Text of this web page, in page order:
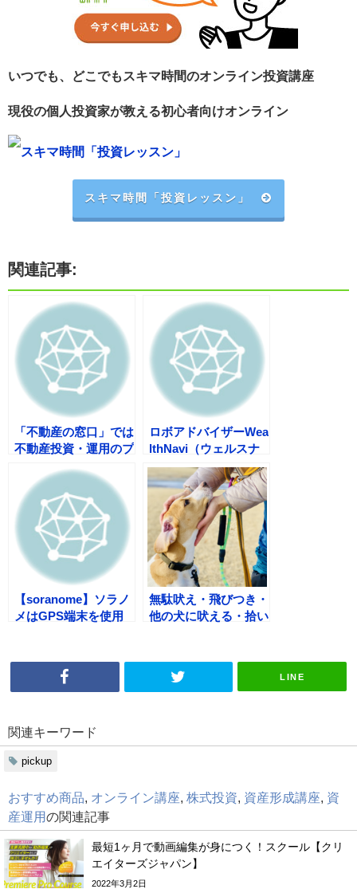
いつでも、どこでもスキマ時間のオンライン投資講座
現役の個人投資家が教える初心者向けオンライン
スキマ時間「投資レッスン」
スキマ時間「投資レッスン」
関連記事:
「不動産の窓口」では
不動産投資・運用のプ
ます。
ロボアドバイザーWea
lthNavi（ウェルスナ
ビ）全自動で、世界レ
ベルの資産運用
【soranome】ソラノ
メはGPS端末を使用
無駄吠え・飛びつき・
他の犬に吠える・拾い
LINE
関連キーワード
pickup
おすすめ商品 オンライン講座 株式投資 資産形成講座
資
産運用の関連記事
最短1ヶ月で動画編集が身につく！スクール【クリ
エイターズジャパン】
2022年3月2日